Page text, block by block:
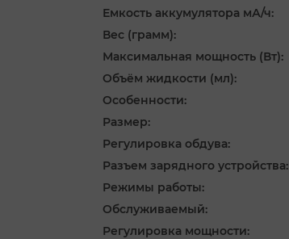
Емкость аккумулятора мА/ч:
Вес (грамм):
Максимальная мощность (Вт):
Объём жидкости (мл):
Особенности:
Размер:
Регулировка обдува:
Разъем зарядного устройства:
Режимы работы:
Обслуживаемый:
Регулировка мощности: